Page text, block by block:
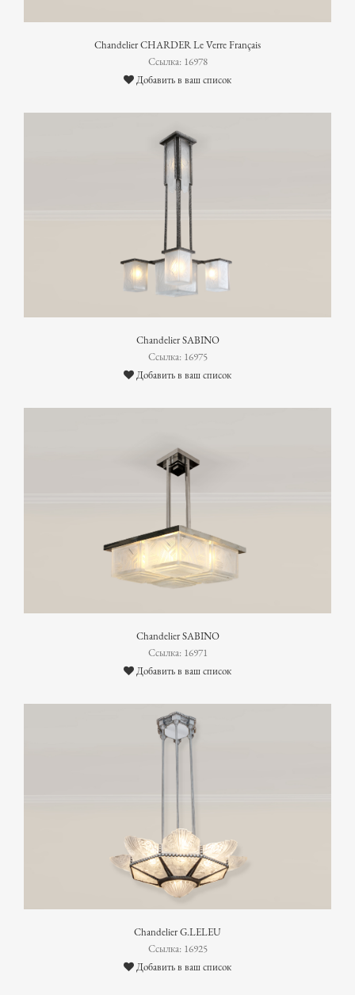
Chandelier CHARDER Le Verre Français
Ссылка: 16978
Добавить в ваш список
Chandelier SABINO
Ссылка: 16975
Добавить в ваш список
Chandelier SABINO
Ссылка: 16971
Добавить в ваш список
Chandelier G.LELEU
Ссылка: 16925
Добавить в ваш список